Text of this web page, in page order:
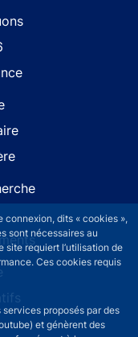
connexion, dits « cookies »,
sont nécessaires au
site requiert l’utilisation de
Ces cookies requis
proposés par des
et génèrent des